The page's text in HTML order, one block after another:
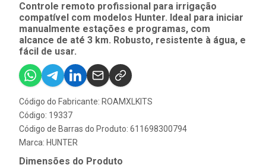
Controle remoto profissional para irrigação
compatível com modelos Hunter. Ideal para iniciar
manualmente estações e programas, com
alcance de até 3 km. Robusto, resistente à água, e
fácil de usar.
Código do Fabricante: ROAMXLKITS
Código: 19337
Código de Barras do Produto: 611698300794
Marca: HUNTER
Dimensões do Produto